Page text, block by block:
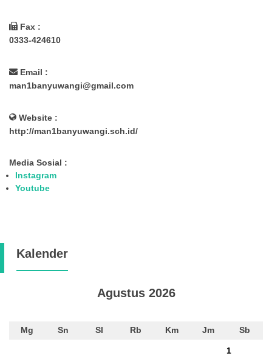
Fax :
0333-424610
Email :
man1banyuwangi@gmail.com
Website :
http://man1banyuwangi.sch.id/
Media Sosial :
Instagram
Youtube
Kalender
Agustus 2026
Mg Sn Sl Rb Km Jm Sb
1